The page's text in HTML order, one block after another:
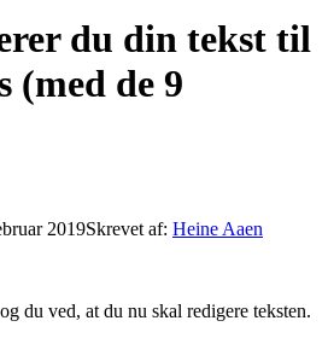
du din tekst til
(med de 9
2019Skrevet af: Heine Aaen
du ved, at du nu skal redigere teksten.